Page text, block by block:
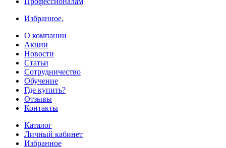
Избранное.
О компании
Акции
Новости
Статьи
Сотрудничество
Обучение
Где купить?
Отзывы
Контакты
Каталог
Личный кабинет
Избранное